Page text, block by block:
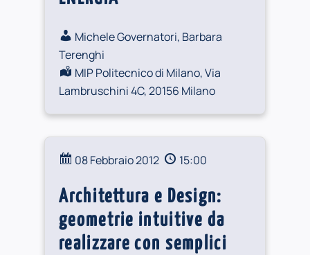
Michele Governatori, Barbara
Terenghi
MIP Politecnico di Milano, Via
Lambruschini 4C, 20156 Milano
08 Febbraio 2012 15:00
Architettura e Design:
geometrie intuitive da
realizzare con semplici